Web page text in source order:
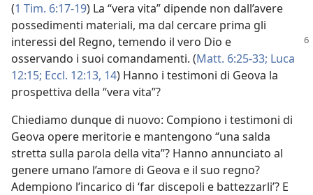
(1 Tim. 6:17-19) La “vera vita” dipende non dall’avere
possedimenti materiali, ma dal cercare prima gli
interessi del Regno, temendo il vero Dio e
osservando i suoi comandamenti. (Matt. 6:25-33; Luca
12:15; Eccl. 12:13, 14) Hanno i testimoni di Geova la
prospettiva della “vera vita”?
Chiediamo dunque di nuovo: Compiono i testimoni di
Geova opere meritorie e mantengono “una salda
stretta sulla parola della vita”? Hanno annunciato al
genere umano l’amore di Geova e il suo regno?
Adempiono l’incarico di ‘far discepoli e battezzarli’? E